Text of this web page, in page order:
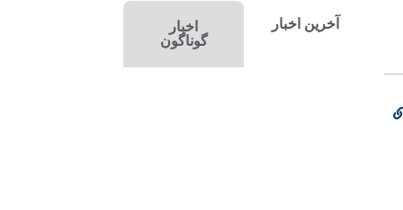
آخرین اخبار
اخبار
گوناگون